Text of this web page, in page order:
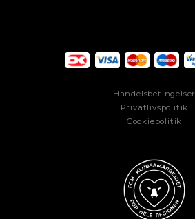
Handelsbetingelser
Privatlivspolitik
Cookiepolitik